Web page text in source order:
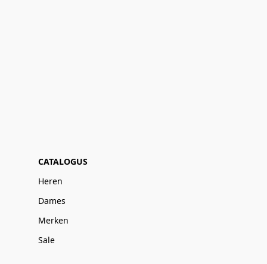
CATALOGUS
Heren
Dames
Merken
Sale